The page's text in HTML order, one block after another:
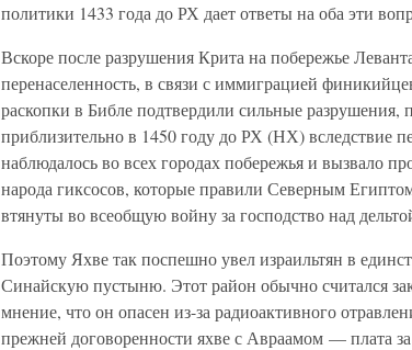
политики 1433 года до РХ дает ответы на оба эти
Вскоре после разрушения Крита на побережье
перенаселенность, в связи с иммиграцией
раскопки в Библе подтвердили сильные разрушения,
приблизительно в 1450 году до РХ (НХ) вследствие
наблюдалось во всех городах побережья и вызвало
народа гиксосов, которые правили Северным
втянуты во всеобщую войну за господство над
Поэтому Яхве так поспешно увел израильтян в
Синайскую пустыню. Этот район обычно считался
мнение, что он опасен из-за радиоактивного
прежней договоренности яхве с Авраамом — плата